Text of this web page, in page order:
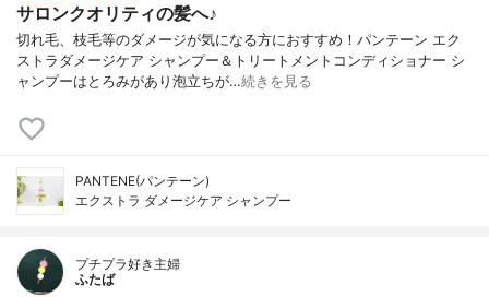
サロンクオリティの髪へ♪
切れ毛、枝毛等のダメージが気になる方におすすめ！パンテーン エク
ストラダメージケア シャンプー＆トリートメントコンディショナー シ
ャンプーはとろみがあり泡立ちが…続きを見る
PANTENE(パンテーン)
エクストラ ダメージケア シャンプー
プチプラ好き主婦
ふたば